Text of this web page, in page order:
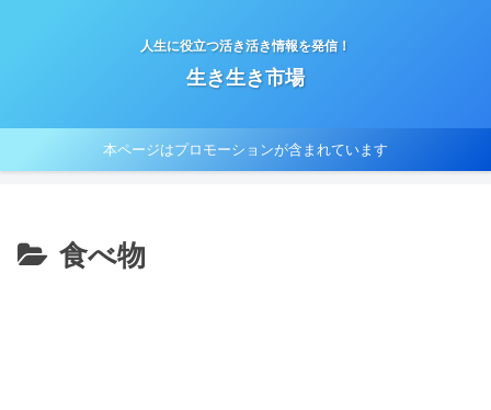
人生に役立つ活き活き情報を発信！
生き生き市場
本ページはプロモーションが含まれています
食べ物